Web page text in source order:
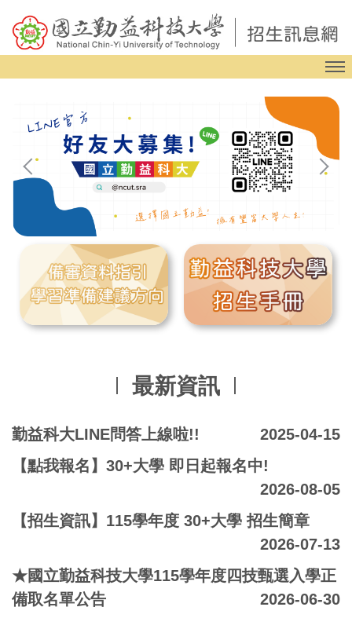
到
最新資訊
勤益科大LINE問答上線啦!!
2025-04-15
【點我報名】30+大學 即日起報名中!
2026-08-05
【招生資訊】115學年度 30+大學 招生簡章
2026-07-13
★國立勤益科技大學115學年度四技甄選入學正
備取名單公告
2026-06-30